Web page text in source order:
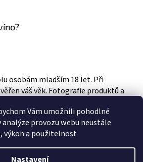
Vám umožnili pohodlné
provozu webu neustále
výkon a použitelnost
Nastavení
osobám mladším 18 let. Při
váš věk. Fotografie produktů a